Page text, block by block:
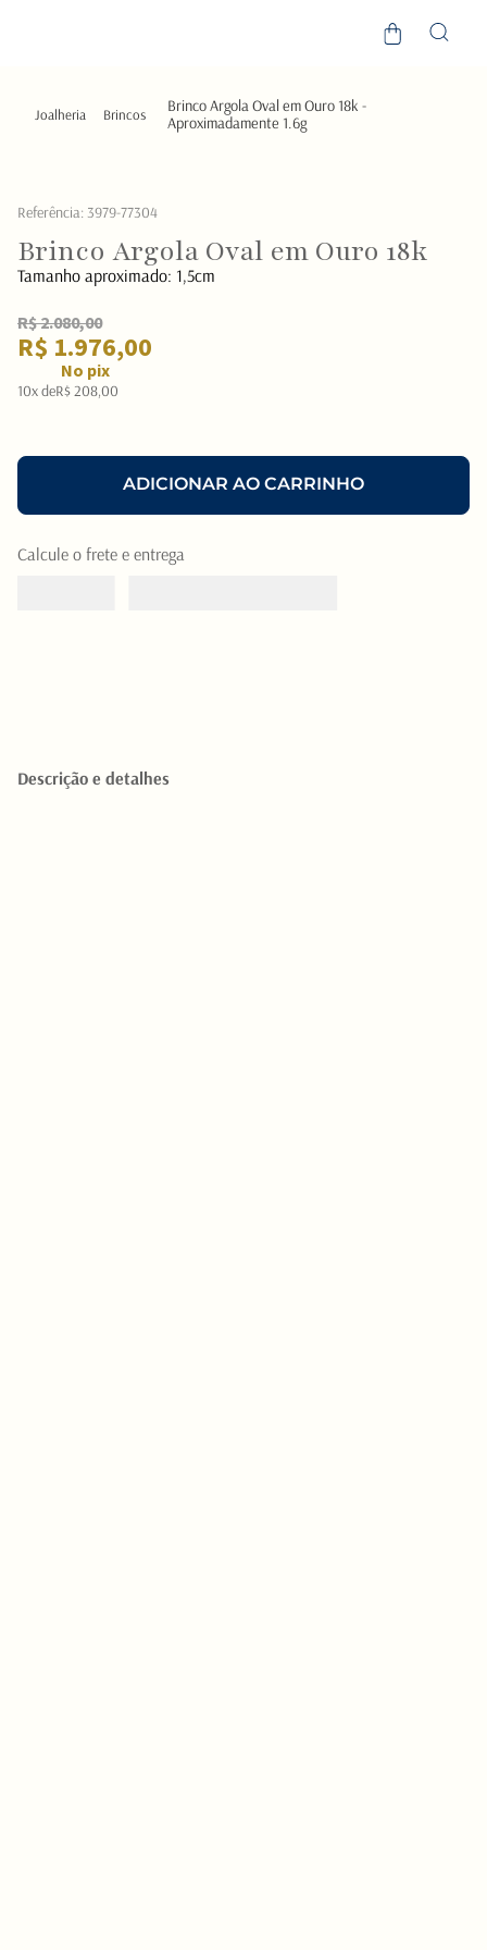
Joalheria Brincos
Brinco Argola Oval em Ouro 18k -
Aproximadamente 1.6g
Referência: 3979-77304
Brinco Argola Oval em Ouro 18k
Tamanho aproximado: 1,5cm
R$ 2.080,00
R$ 1.976,00
No pix
10x deR$208,00
ADICIONAR AO CARRINHO
Calcule o frete e entrega
Descrição e detalhes